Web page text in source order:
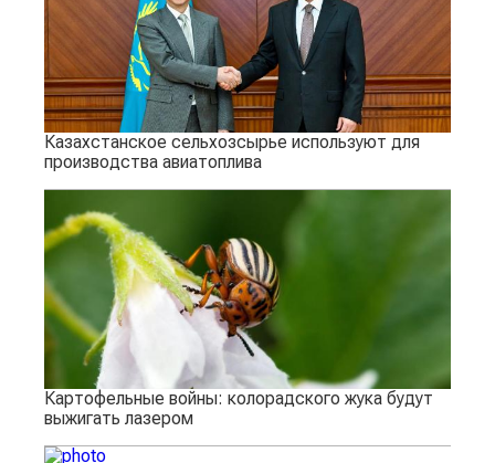
Казахстанское сельхозсырье используют для
производства авиатоплива
Картофельные войны: колорадского жука будут
выжигать лазером